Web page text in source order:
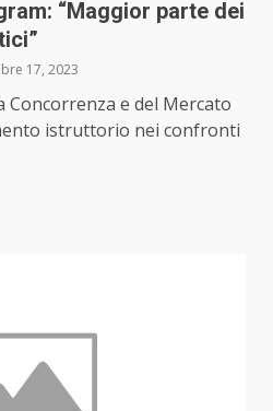
“Maggior parte dei
17, 2023
Concorrenza e del Mercato
istruttorio nei confronti